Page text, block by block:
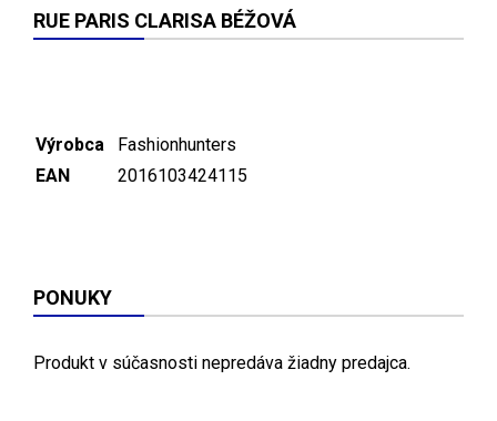
RUE PARIS CLARISA BÉŽOVÁ
Výrobca
Fashionhunters
EAN
2016103424115
PONUKY
Produkt v súčasnosti nepredáva žiadny predajca.